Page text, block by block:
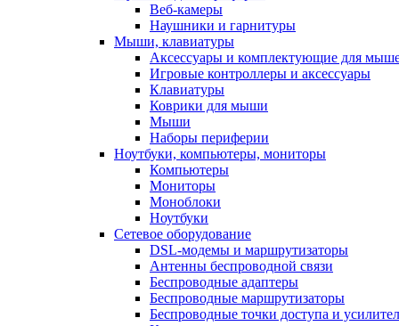
Веб-камеры
Наушники и гарнитуры
Мыши, клавиатуры
Аксессуары и комплектующие для
Игровые контроллеры и аксессуары
Клавиатуры
Коврики для мыши
Мыши
Наборы периферии
Ноутбуки, компьютеры, мониторы
Компьютеры
Мониторы
Моноблоки
Ноутбуки
Сетевое оборудование
DSL-модемы и маршрутизаторы
Антенны беспроводной связи
Беспроводные адаптеры
Беспроводные маршрутизаторы
Беспроводные точки доступа и